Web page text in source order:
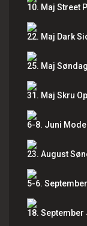
10. Maj Street
22. Maj Dark
25. Maj
31. Maj Skru Op
6-8. Juni
23. August
5-6.
18. September